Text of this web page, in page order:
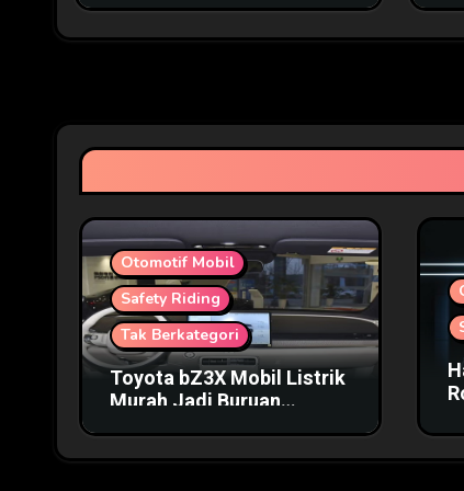
Otomotif
Otomotif Mobil
Safety Riding
Tak Berkategori
Toyota bZ3X Mobil Listrik
Murah Jadi Buruan